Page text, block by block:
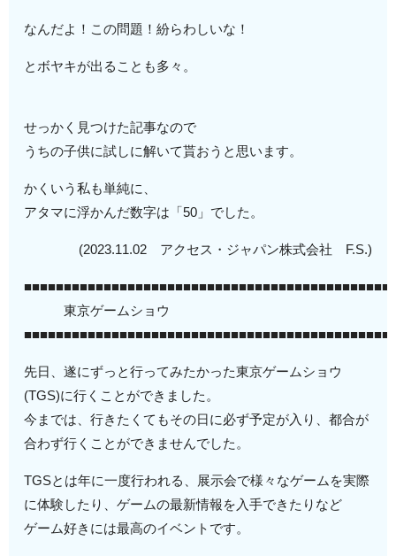
なんだよ！この問題！紛らわしいな！
とボヤキが出ることも多々。
せっかく見つけた記事なので
うちの子供に試しに解いて貰おうと思います。
かくいう私も単純に、
アタマに浮かんだ数字は「50」でした。
(2023.11.02 アクセス・ジャパン株式会社 F.S.)
■■■■■■■■■■■■■■■■■■■■■■■■■■■■■■■■■■■■■■■■■■■■■■
東京ゲームショウ
■■■■■■■■■■■■■■■■■■■■■■■■■■■■■■■■■■■■■■■■■■■■■■
先日、遂にずっと行ってみたかった東京ゲームショウ
(TGS)に行くことができました。
今までは、行きたくてもその日に必ず予定が入り、都合が
合わず行くことができませんでした。
TGSとは年に一度行われる、展示会で様々なゲームを実際
に体験したり、ゲームの最新情報を入手できたりなど
ゲーム好きには最高のイベントです。